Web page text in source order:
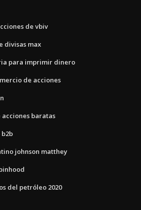
de vbiv
divisas max
para imprimir dinero
de acciones
baratas
johnson matthey
del petróleo 2020